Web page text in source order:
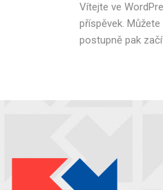
Vítejte ve
příspěvek.
postupně pak